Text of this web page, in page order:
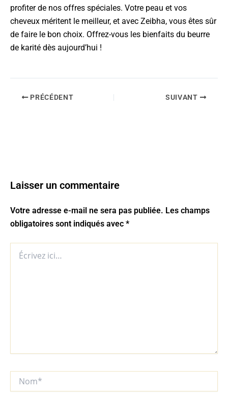
profiter de nos offres spéciales. Votre peau et vos
cheveux méritent le meilleur, et avec Zeibha, vous êtes sûr
de faire le bon choix. Offrez-vous les bienfaits du beurre
de karité dès aujourd’hui !
PRÉCÉDENT SUIVANT
Laisser un commentaire
Votre adresse e-mail ne sera pas publiée. Les champs
obligatoires sont indiqués avec *
ici…